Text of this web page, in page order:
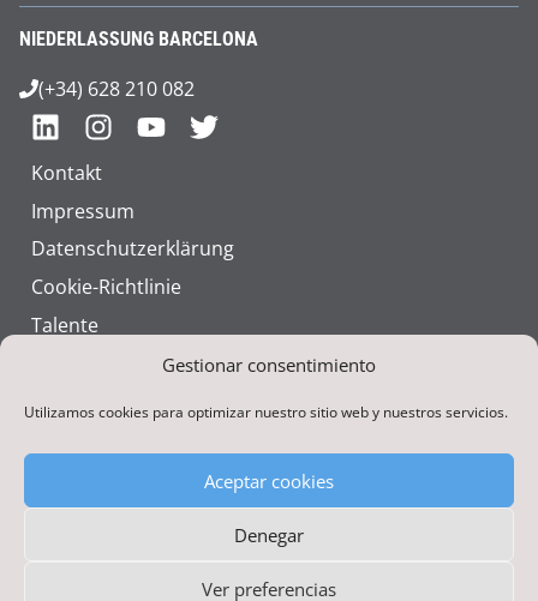
Gestionar consentimiento
Utilizamos cookies para optimizar nuestro sitio web y nuestros servicios.
Aceptar cookies
Denegar
Ver preferencias
NIEDERLASSUNG BARCELONA
(+34) 628 210 082
Kontakt
Impressum
Datenschutzerklärung
Cookie-Richtlinie
Talente
Corporate Identity
Gefördert von der Europäischen Union – NextGenerationEU